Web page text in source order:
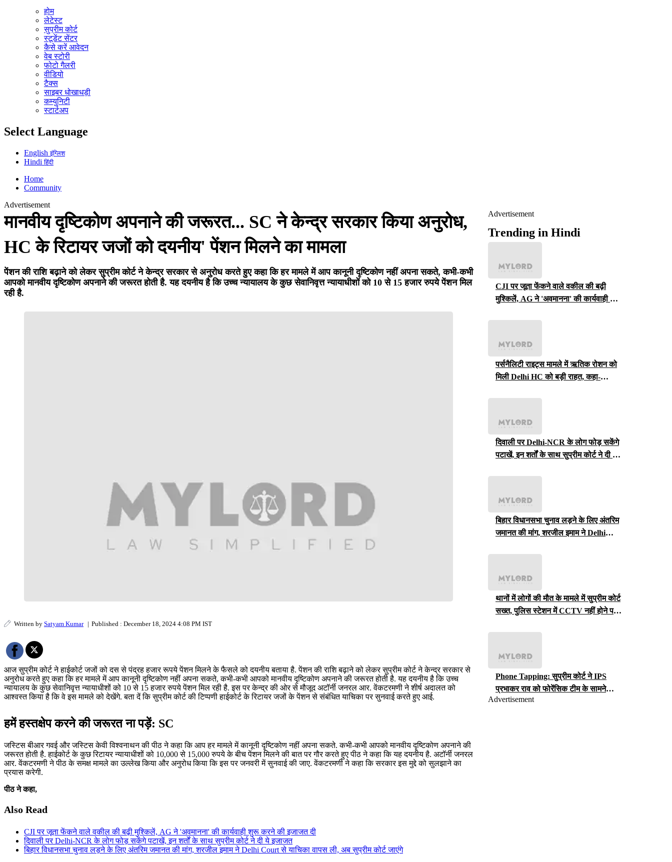
होम
लेटेस्ट
सुप्रीम कोर्ट
स्टूडेंट सेंटर
कैसे करें आवेदन
वेब स्टोरी
फोटो गैलरी
वीडियो
टैक्स
साइबर धोखाधड़ी
कम्युनिटी
स्टार्टअप
Select Language
Englishइंग्लिश
Hindiहिंदी
Home
Community
Advertisement
मानवीय दृष्टिकोण अपनाने की जरूरत... SC ने केन्द्र सरकार किया अनुरोध,
HC के रिटायर जजों को दयनीय' पेंशन मिलने का मामला
पेंशन की राशि बढ़ाने को लेकर सुप्रीम कोर्ट ने केन्द्र सरकार से अनुरोध करते हुए कहा कि हर मामले में आप कानूनी दृष्टिकोण नहीं अपना सकते, कभी-कभी
आपको मानवीय दृष्टिकोण अपनाने की जरूरत होती है. यह दयनीय है कि उच्च न्यायालय के कुछ सेवानिवृत्त न्यायाधीशों को 10 से 15 हजार रुपये पेंशन मिल
रही है.
Written by Satyam Kumar | Published : December 18, 2024 4:08 PM IST
आज सुप्रीम कोर्ट ने हाईकोर्ट जजों को दस से पंद्रह हजार रूपये पेंशन मिलने के फैसले को दयनीय बताया है. पेंशन की राशि बढ़ाने को लेकर सुप्रीम कोर्ट ने केन्द्र सरकार से
अनुरोध करते हुए कहा कि हर मामले में आप कानूनी दृष्टिकोण नहीं अपना सकते, कभी-कभी आपको मानवीय दृष्टिकोण अपनाने की जरूरत होती है. यह दयनीय है कि उच्च
न्यायालय के कुछ सेवानिवृत्त न्यायाधीशों को 10 से 15 हजार रुपये पेंशन मिल रही है. इस पर केन्द्र की ओर से मौजूद अटॉर्नी जनरल आर. वेंकटरमणी ने शीर्ष अदालत को
आश्वस्त किया है कि वे इस मामले को देखेंगे. बता दें कि सुप्रीम कोर्ट की टिप्पणी हाईकोर्ट के रिटायर जजों के पेंशन से संबंधित याचिका पर सुनवाई करते हुए आई.
हमें हस्तक्षेप करने की जरूरत ना पड़ें: SC
जस्टिस बीआर गवई और जस्टिस केवी विश्वनाथन की पीठ ने कहा कि आप हर मामले में कानूनी दृष्टिकोण नहीं अपना सकते. कभी-कभी आपको मानवीय दृष्टिकोण अपनाने की
जरूरत होती है. हाईकोर्ट के कुछ रिटायर न्यायाधीशों को 10,000 से 15,000 रुपये के बीच पेंशन मिलने की बात पर गौर करते हुए पीठ ने कहा कि यह दयनीय है. अटॉर्नी जनरल
आर. वेंकटरमणी ने पीठ के समक्ष मामले का उल्लेख किया और अनुरोध किया कि इस पर जनवरी में सुनवाई की जाए. वेंकटरमणी ने कहा कि सरकार इस मुद्दे को सुलझाने का
प्रयास करेगी.
पीठ ने कहा,
Also Read
CJI पर जूता फेंकने वाले वकील की बढ़ी मुश्किलें, AG ने 'अवमानना' की कार्यवाही शुरू करने की इजाजत दी
दिवाली पर Delhi-NCR के लोग फोड़ सकेंगे पटाखें, इन शर्तों के साथ सुप्रीम कोर्ट ने दी ये इजाजत
बिहार विधानसभा चुनाव लड़ने के लिए अंतरिम जमानत की मांग, शरजील इमाम ने Delhi Court से याचिका वापस ली, अब सुप्रीम कोर्ट जाएंगे
Advertisement
Trending in Hindi
CJI पर जूता फेंकने वाले वकील की बढ़ी
मुश्किलें, AG ने 'अवमानना' की कार्यवाही शुरू
पर्सनैलिटी राइट्स मामले में ऋतिक रोशन को
मिली Delhi HC को बड़ी राहत, कहा-
दिवाली पर Delhi-NCR के लोग फोड़ सकेंगे
पटाखें, इन शर्तों के साथ सुप्रीम कोर्ट ने दी ये
बिहार विधानसभा चुनाव लड़ने के लिए अंतरिम
जमानत की मांग, शरजील इमाम ने Delhi
थानों में लोगों की मौत के मामले में सुप्रीम कोर्ट
सख्त, पुलिस स्टेशन में CCTV नहीं होने पर
Phone Tapping: सुप्रीम कोर्ट ने IPS
प्रभाकर राव को फोरेंसिक टीम के सामने
iCloud पासवर्ड सौंपने का आदेश, जानें क्या
Advertisement